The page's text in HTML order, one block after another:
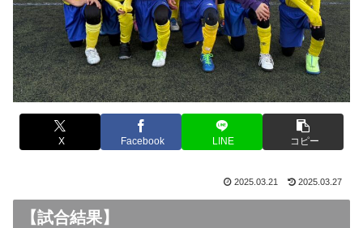
X Facebook LINE コピー
2025.03.21 2025.03.27
【試合結果】